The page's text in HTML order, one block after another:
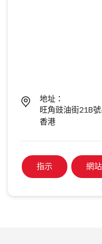
地址：
旺角豉油街21B
香港
指示 網站